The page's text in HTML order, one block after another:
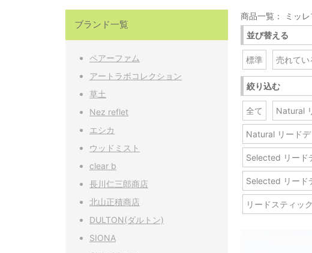
商品一覧： ミッ
並び替える
標準 売れて
絞り込む
全て Natural
Natural リード
Selected リード
Selected リード
リードスティック
ブランド一覧
ペアーファム
アートラボコレクション
草土
Nez reflet
エシカ
ウッドミスト
clear b
長川仁三郎商店
北山正積商店
DULTON(ダルトン)
SIONA